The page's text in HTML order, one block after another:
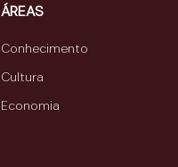
ÁREAS
Conhecimento
Cultura
Economia